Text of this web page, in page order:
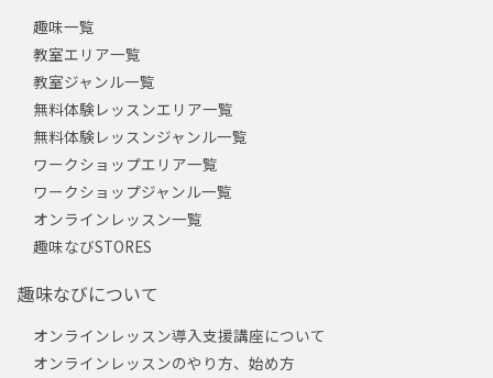
趣味一覧
教室エリア一覧
教室ジャンル一覧
無料体験レッスンエリア一覧
無料体験レッスンジャンル一覧
ワークショップエリア一覧
ワークショップジャンル一覧
オンラインレッスン一覧
趣味なびSTORES
趣味なびについて
オンラインレッスン導入支援講座について
オンラインレッスンのやり方、始め方